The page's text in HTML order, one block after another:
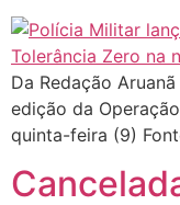
Da Redação
edição da
quinta-feira (9)